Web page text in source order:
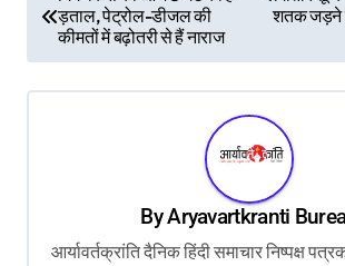
s
t
ड़ताल, पेट्रोल-डीजल की
कीमतों में बढ़ोतरी से हैं नाराज
शतक जड़ने
ByAryavartkranti
आर्यावर्तक्रांति दैनिक हिंदी समाचार निष्पक्ष